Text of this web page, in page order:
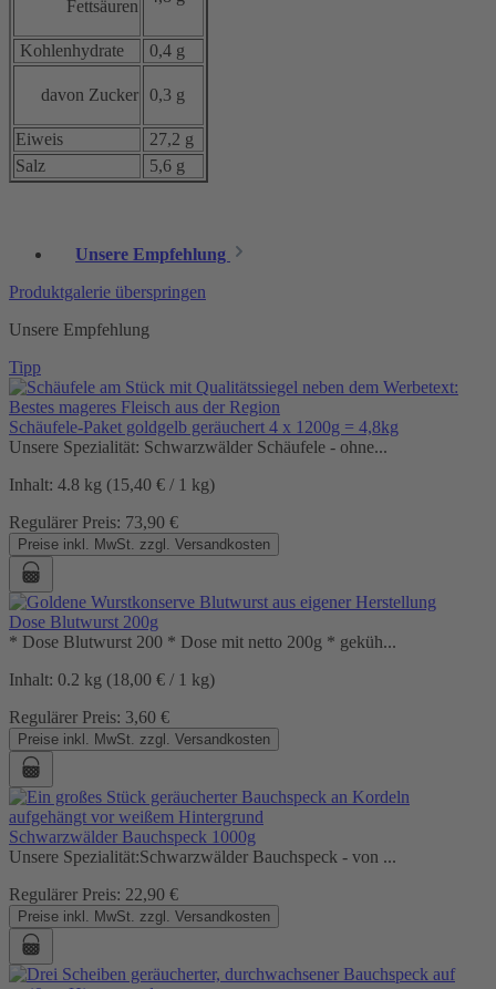
Fettsäuren
Kohlenhydrate 0,4 g
davon Zucker 0,3 g
Eiweis
27,2 g
Salz
5,6 g
Unsere Empfehlung
Produktgalerie überspringen
Unsere Empfehlung
Tipp
Schäufele-Paket goldgelb geräuchert 4 x 1200g = 4,8kg
Unsere Spezialität: Schwarzwälder Schäufele - ohne...
Inhalt: 4.8 kg (15,40 € / 1 kg)
Regulärer Preis: 73,90 €
Preise inkl. MwSt. zzgl. Versandkosten
Dose Blutwurst 200g
* Dose Blutwurst 200 * Dose mit netto 200g * geküh...
Inhalt: 0.2 kg (18,00 € / 1 kg)
Regulärer Preis: 3,60 €
Preise inkl. MwSt. zzgl. Versandkosten
Schwarzwälder Bauchspeck 1000g
Unsere Spezialität:Schwarzwälder Bauchspeck - von ...
Regulärer Preis: 22,90 €
Preise inkl. MwSt. zzgl. Versandkosten